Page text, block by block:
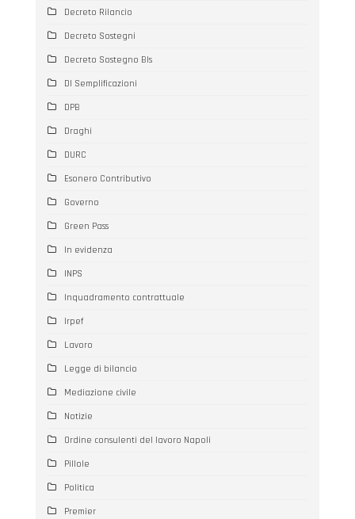
Decreto Rilancio
Decreto Sostegni
Decreto Sostegno BIs
Dl Semplificazioni
DPB
Draghi
DURC
Esonero Contributivo
Governo
Green Pass
In evidenza
INPS
Inquadramento contrattuale
Irpef
Lavoro
Legge di bilancio
Mediazione civile
Notizie
Ordine consulenti del lavoro Napoli
Pillole
Politica
Premier